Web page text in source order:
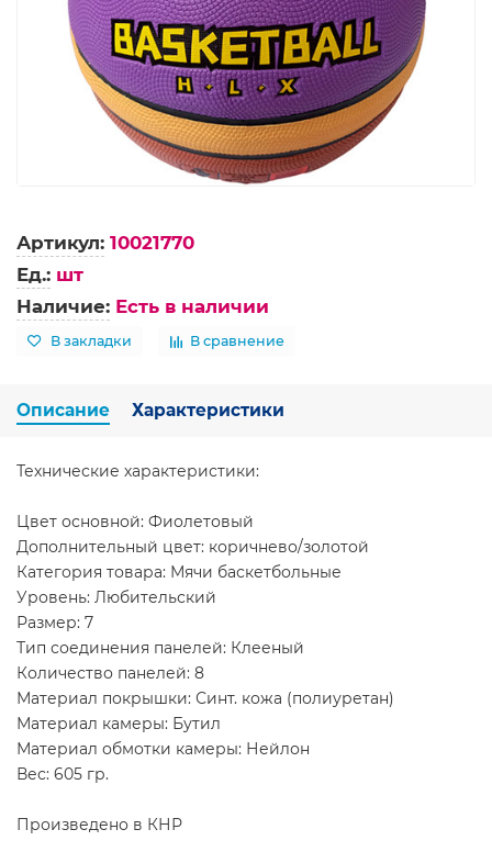
Артикул: 10021770
Ед.: шт
Наличие: Есть в наличии
В закладки В сравнение
Описание Характеристики
Технические характеристики:
Цвет основной: Фиолетовый
Дополнительный цвет: коричнево/золотой
Категория товара: Мячи баскетбольные
Уровень: Любительский
Размер: 7
Тип соединения панелей: Клееный
Количество панелей: 8
Материал покрышки: Синт. кожа (полиуретан)
Материал камеры: Бутил
Материал обмотки камеры: Нейлон
Вес: 605 гр.
Произведено в КНР